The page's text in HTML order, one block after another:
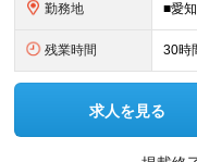
勤務地
残業時間 30時
求人を見る